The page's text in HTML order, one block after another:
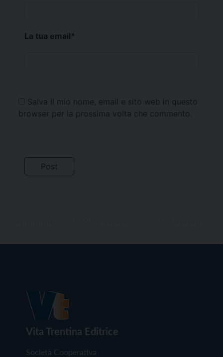
La tua email*
Salva il mio nome, email e sito web in questo
browser per la prossima volta che commento.
Vita Trentina Editrice
Società Cooperativa